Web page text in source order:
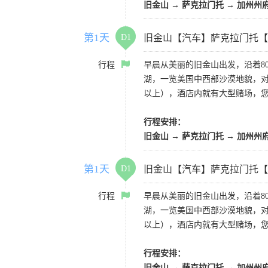
旧金山 → 萨克拉门托 → 加州州
第1天 D1 旧金山【汽车】萨克拉门托
行程
早晨从美丽的旧金山出发，沿着
湖，一览美国中西部沙漠地貌，
以上），酒店内就有大型赌场，
行程安排：
旧金山 → 萨克拉门托 → 加州州
第1天 D1 旧金山【汽车】萨克拉门托
行程
早晨从美丽的旧金山出发，沿着
湖，一览美国中西部沙漠地貌，
以上），酒店内就有大型赌场，
行程安排：